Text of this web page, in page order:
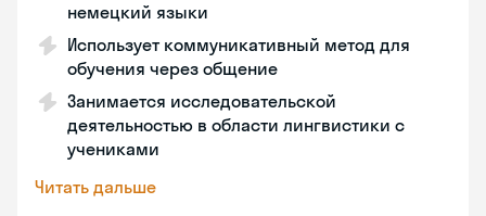
немецкий языки
Использует коммуникативный метод для
обучения через общение
Занимается исследовательской
деятельностью в области лингвистики с
учениками
Читать дальше